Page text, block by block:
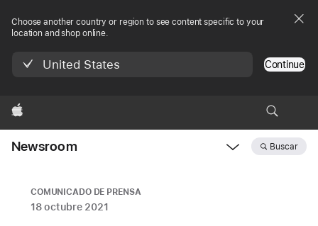
Choose another country or region to see content specific to your
location and shop online.
United States Continue
Apple
Newsroom Buscar
COMUNICADO DE PRENSA
18 octubre 2021